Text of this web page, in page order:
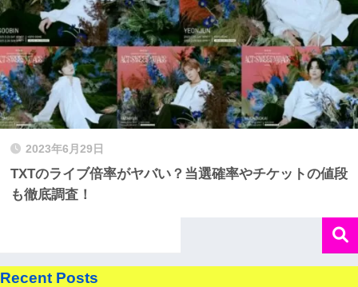
2023年6月29日
TXTのライブ倍率がヤバい？当選確率やチケットの値段
も徹底調査！
Recent Posts